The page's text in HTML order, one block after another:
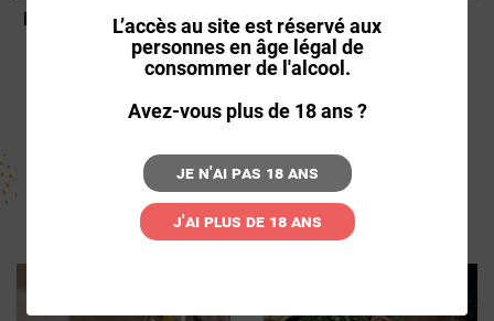
L’accès au site est réservé aux
personnes en âge légal de
consommer de l'alcool.
Avez-vous plus de 18 ans ?
Je n'ai pas 18 ans
J'ai plus de 18 ans
NIVEAU 2 : THÉMATIQUE
AU CHOIX -
DÉGUSTATION
ŒNOLOGIQUE PARIS
COFFRET 2 VINS
151,99€
143,99€
CHÈQUE CADEAU 150 €
150,00€